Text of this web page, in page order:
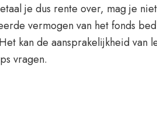
je dus rente over, mag je
vermogen van het fonds
kan de aansprakelijkheid van
vragen.